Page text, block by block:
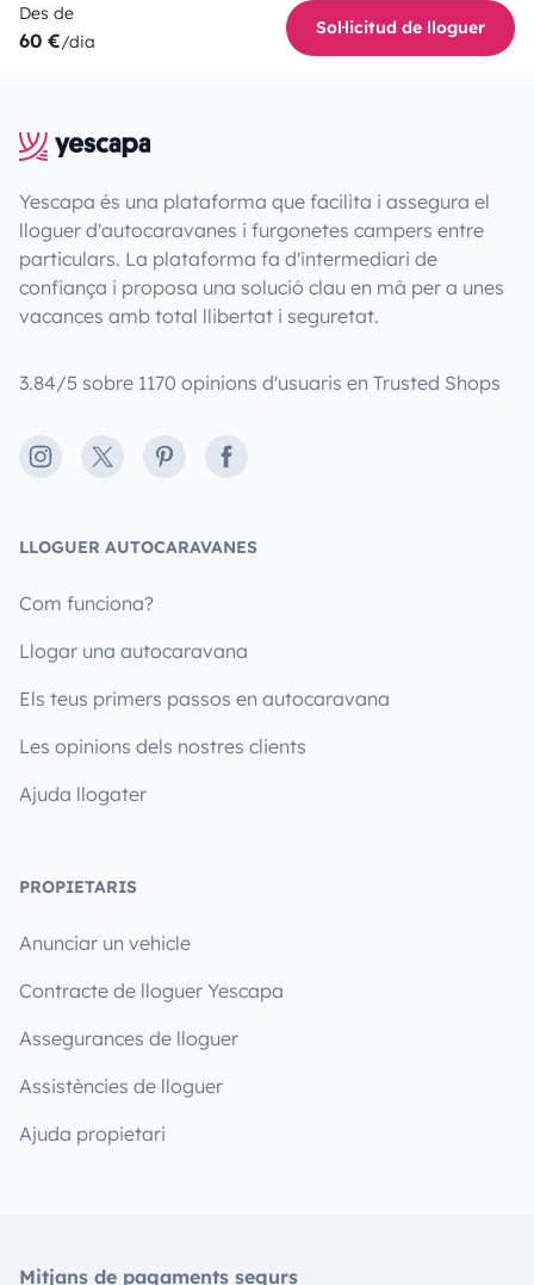
Des de
60 €/dia
Sol·licitud de lloguer
Yescapa és una plataforma que facilita i assegura el
lloguer d'autocaravanes i furgonetes campers entre
particulars. La plataforma fa d'intermediari de
confiança i proposa una solució clau en mà per a unes
vacances amb total llibertat i seguretat.
3.84/5 sobre 1170 opinions d'usuaris en Trusted Shops
Instagram
X PinterestFacebook
LLOGUER AUTOCARAVANES
Com funciona?
Llogar una autocaravana
Els teus primers passos en autocaravana
Les opinions dels nostres clients
Ajuda llogater
PROPIETARIS
Anunciar un vehicle
Contracte de lloguer Yescapa
Assegurances de lloguer
Assistències de lloguer
Ajuda propietari
Mitjans de pagaments segurs